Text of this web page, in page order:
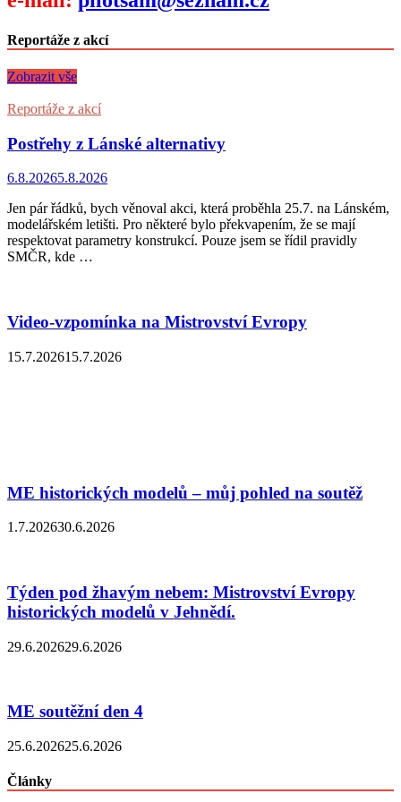
Reportáže z akcí
Zobrazit vše
Reportáže z akcí
Postřehy z Lánské alternativy
6.8.20265.8.2026
Jen pár řádků, bych věnoval akci, která proběhla 25.7. na Lánském,
modelářském letišti. Pro některé bylo překvapením, že se mají
respektovat parametry konstrukcí. Pouze jsem se řídil pravidly
SMČR, kde …
Video-vzpomínka na Mistrovství Evropy
15.7.202615.7.2026
ME historických modelů – můj pohled na soutěž
1.7.202630.6.2026
Týden pod žhavým nebem: Mistrovství Evropy
historických modelů v Jehnědí.
29.6.202629.6.2026
ME soutěžní den 4
25.6.202625.6.2026
Články